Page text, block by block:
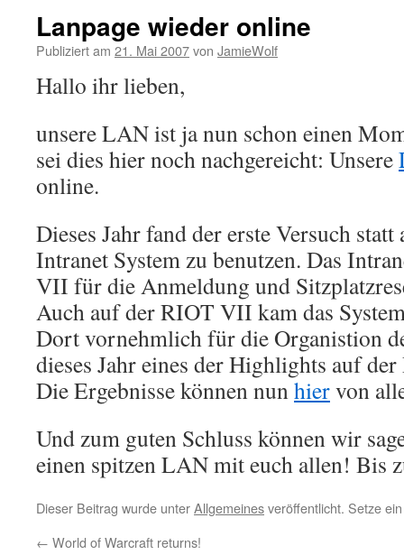
Lanpage wieder online
Publiziert am 21. Mai 2007von JamieWolf
Hallo ihr lieben,
unsere LAN ist ja nun schon einen
sei dies hier noch nachgereicht: Unsere
online.
Dieses Jahr fand der erste Versuch
Intranet System zu benutzen. Das
VII für die Anmeldung und
Auch auf der RIOT VII kam das
Dort vornehmlich für die Organistion
dieses Jahr eines der Highlights auf
Die Ergebnisse können nunhiervon
Und zum guten Schluss können wir
einen spitzen LAN mit euch allen! Bis
Dieser Beitrag wurde unterAllgemeinesveröffentlicht. Setze
← World of Warcraft returns!